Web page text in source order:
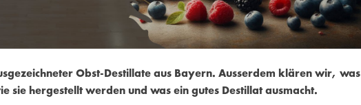
Obst-Destillate aus Bayern. Ausserdem klären wir, was
sie hergestellt werden und was ein gutes Destillat ausmacht.